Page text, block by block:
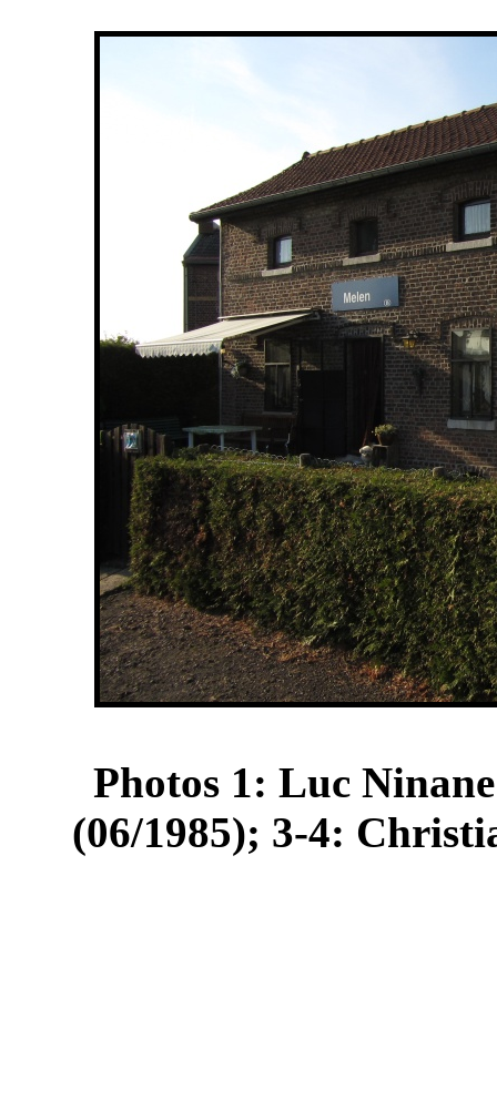
Photos 1: Luc
(06/1985); 3-4: